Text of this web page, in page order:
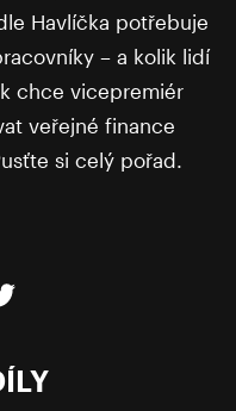
Havlíčka potřebuje
– a kolik lidí
chce vicepremiér
veřejné finance
si celý pořad.